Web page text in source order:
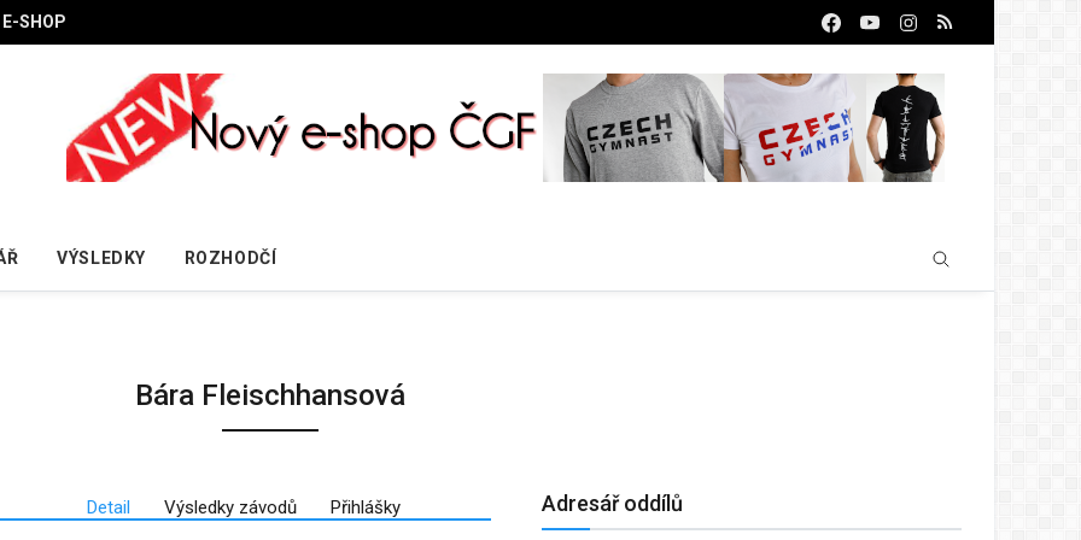
E-SHOP
VÝSLEDKY ROZHODČÍ
Bára Fleischhansová
Detail Výsledky závodů Přihlášky Adresář oddílů